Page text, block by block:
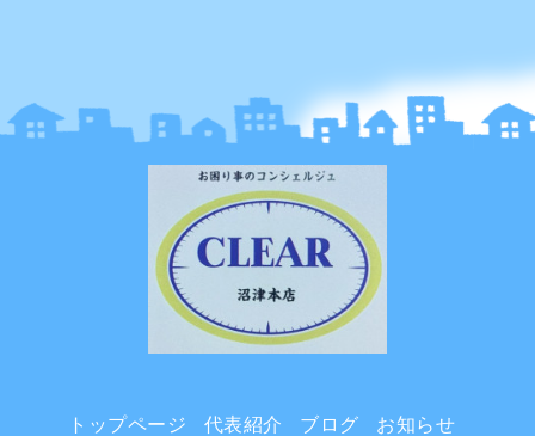
トップページ 代表紹介 ブログ お知らせ